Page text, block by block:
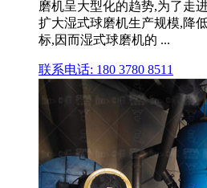
磨机呈大型化的趋势,为了走
扩大湿式球磨机生产规模,降
标,因而湿式球磨机的 ...
联系电话: 180 3780 8511